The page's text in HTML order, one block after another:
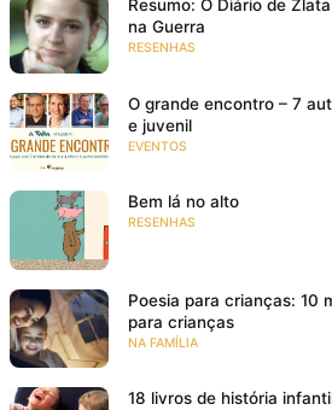
Resumo: O Diário de
na Guerra
RESENHAS
O grande encontro – 7
e juvenil
EVENTOS
Bem lá no alto
RESENHAS
Poesia para crianças: 10
para crianças
NA FAMÍLIA
18 livros de história